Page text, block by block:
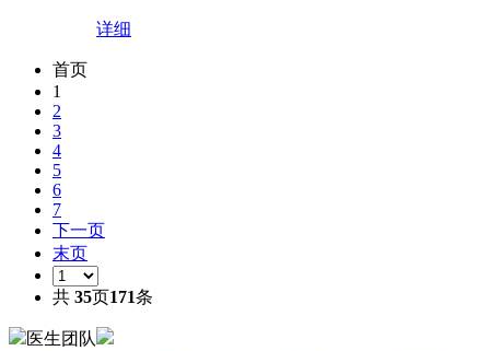
详细
首页
1
2
3
4
5
6
7
下一页
末页
共 35页171条
医生团队